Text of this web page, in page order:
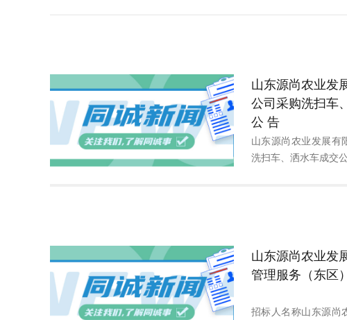
山东源尚农业发
公司采购洗扫车
公 告
山东源尚农业发展有
洗扫车、洒水车成交
山东源尚农业发
管理服务（东区
招标人名称山东源尚